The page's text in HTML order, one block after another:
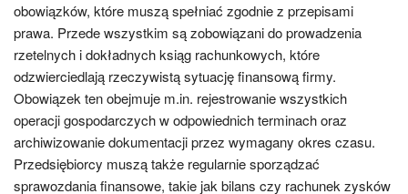
obowiązków, które muszą spełniać zgodnie z przepisami
prawa. Przede wszystkim są zobowiązani do prowadzenia
rzetelnych i dokładnych ksiąg rachunkowych, które
odzwierciedlają rzeczywistą sytuację finansową firmy.
Obowiązek ten obejmuje m.in. rejestrowanie wszystkich
operacji gospodarczych w odpowiednich terminach oraz
archiwizowanie dokumentacji przez wymagany okres czasu.
Przedsiębiorcy muszą także regularnie sporządzać
sprawozdania finansowe, takie jak bilans czy rachunek zysków